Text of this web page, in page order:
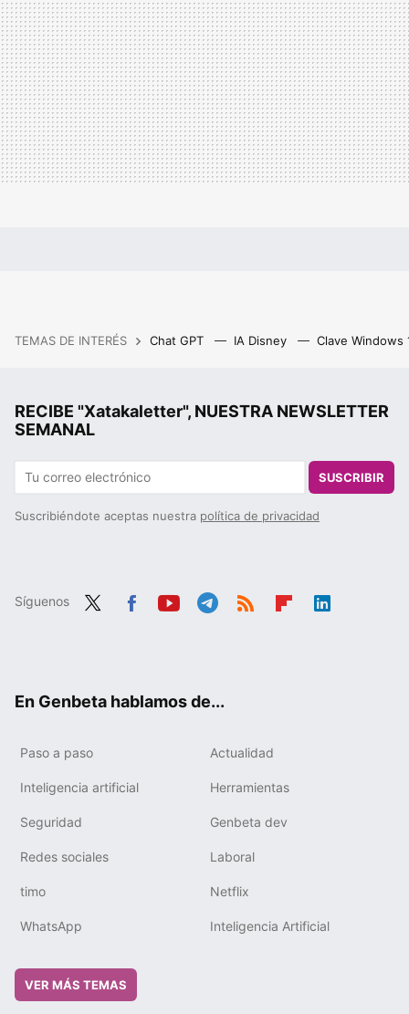
TEMAS DE INTERÉS Chat GPT IA Disney Clave Windows
RECIBE "Xatakaletter", NUESTRA NEWSLETTER
SEMANAL
SUSCRIBIR
Suscribiéndote aceptas nuestra política de privacidad
Síguenos
En Genbeta hablamos de...
Paso a paso Actualidad
Inteligencia artificial Herramientas
Seguridad Genbeta dev
Redes sociales Laboral
timo Netflix
WhatsApp Inteligencia Artificial
VER MÁS TEMAS